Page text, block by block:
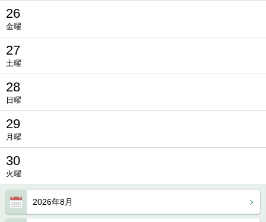
2026年8月
26
金曜
27
土曜
28
日曜
29
月曜
30
火曜